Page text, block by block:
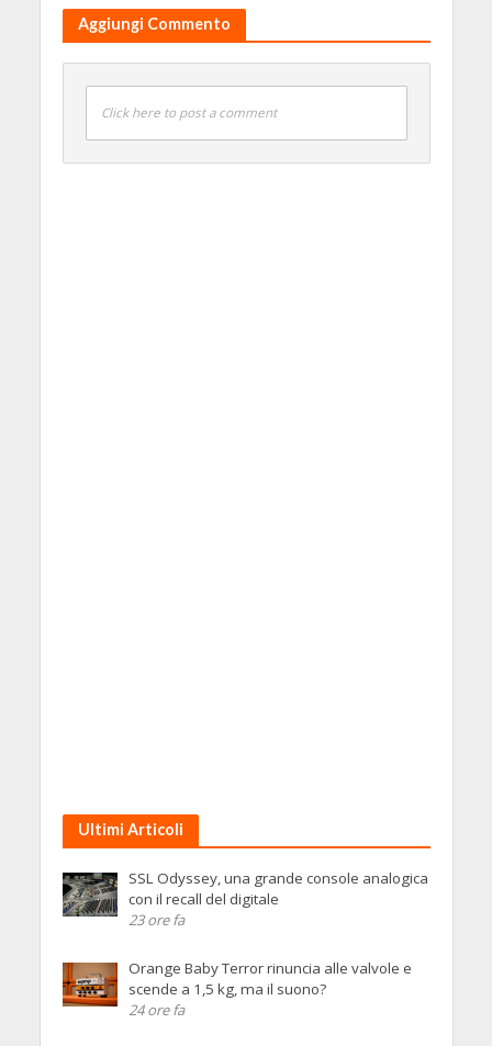
Aggiungi Commento
Click here to post a comment
Ultimi Articoli
SSL Odyssey, una grande console analogica
con il recall del digitale
23 ore fa
Orange Baby Terror rinuncia alle valvole e
scende a 1,5 kg, ma il suono?
24 ore fa